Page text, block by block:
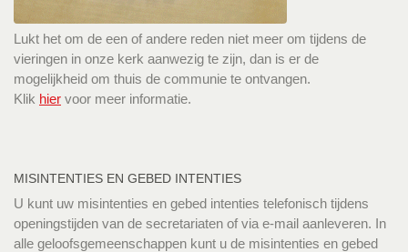
Lukt het om de een of andere reden niet meer om tijdens de
vieringen in onze kerk aanwezig te zijn, dan is er de
mogelijkheid om thuis de communie te ontvangen.
Klik hier voor meer informatie.
MISINTENTIES EN GEBED INTENTIES
U kunt uw misintenties en gebed intenties telefonisch tijdens
openingstijden van de secretariaten of via e-mail aanleveren. In
alle geloofsgemeenschappen kunt u de misintenties en gebed